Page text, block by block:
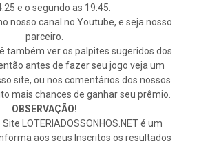
e o segundo as 19:45.
nosso canal no Youtube, e seja nosso
parceiro.
também ver os palpites sugeridos dos
antes de fazer seu jogo veja um
site, ou nos comentários dos nossos
mais chances de ganhar seu prêmio.
OBSERVAÇÃO!
LOTERIADOSSONHOS.NET é um
aos seus Inscritos os resultados